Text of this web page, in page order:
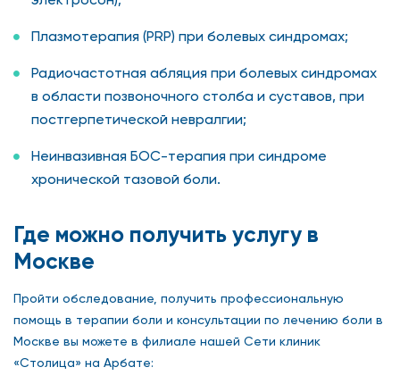
Плазмотерапия (PRP) при болевых синдромах;
Радиочастотная абляция при болевых синдромах
в области позвоночного столба и суставов, при
постгерпетической невралгии;
Неинвазивная БОС-терапия при синдроме
хронической тазовой боли.
Где можно получить услугу в
Москве
Пройти обследование, получить профессиональную
помощь в терапии боли и консультации по лечению боли в
Москве вы можете в филиале нашей Сети клиник
«Столица» на Арбате: